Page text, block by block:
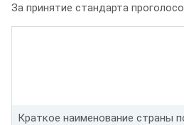
За принятие стандарта
Краткое наименование страны